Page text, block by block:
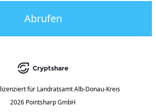
Abrufen
lizenziert für Landratsamt Alb-Donau-Kreis
2026 Pointsharp GmbH